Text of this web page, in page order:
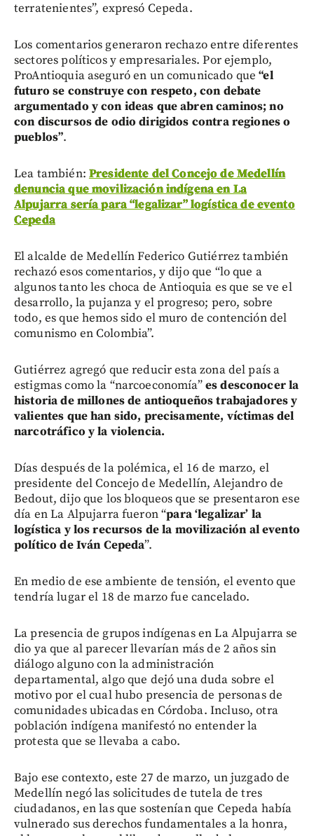
terratenientes”, expresó Cepeda.
Los comentarios generaron rechazo entre diferentes
sectores políticos y empresariales. Por ejemplo,
ProAntioquia aseguró en un comunicado que“el
futuro se construye con respeto, con debate
argumentado y con ideas que abren caminos; no
con discursos de odio dirigidos contra regiones o
pueblos”.
Lea también: Presidente del Concejo de Medellín
denuncia que movilización indígena en La
Alpujarra sería para “legalizar” logística de evento
Cepeda
El alcalde de Medellín Federico Gutiérrez también
rechazó esos comentarios, y dijo que “lo que a
algunos tanto les choca de Antioquia es que se ve el
desarrollo, la pujanza y el progreso; pero, sobre
todo, es que hemos sido el muro de contención del
comunismo en Colombia”.
Gutiérrez agregó que reducir esta zona del país a
estigmas como la “narcoeconomía”es desconocer la
historia de millones de antioqueños trabajadores y
valientes que han sido, precisamente, víctimas del
narcotráfico y la violencia.
Días después de la polémica, el 16 de marzo, el
presidente del Concejo de Medellín, Alejandro de
Bedout, dijo que los bloqueos que se presentaron ese
día en La Alpujarra fueron “para ‘legalizar’ la
logística y los recursos de la movilización al evento
político de Iván Cepeda”.
En medio de ese ambiente de tensión, el evento que
tendría lugar el 18 de marzo fue cancelado.
La presencia de grupos indígenas en La Alpujarra se
dio ya que al parecer llevarían más de 2 años sin
diálogo alguno con la administración
departamental, algo que dejó una duda sobre el
motivo por el cual hubo presencia de personas de
comunidades ubicadas en Córdoba. Incluso, otra
población indígena manifestó no entender la
protesta que se llevaba a cabo.
Bajo ese contexto, este 27 de marzo, un juzgado de
Medellín negó las solicitudes de tutela de tres
ciudadanos, en las que sostenían que Cepeda había
vulnerado sus derechos fundamentales a la honra,